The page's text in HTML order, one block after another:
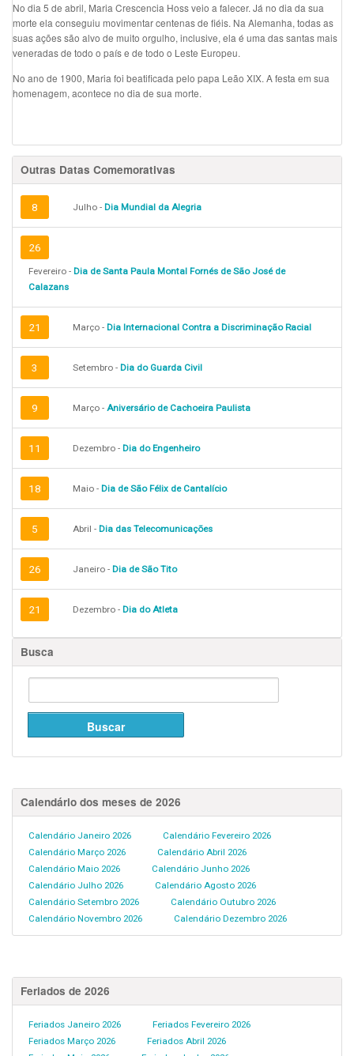
No dia 5 de abril, Maria Crescencia Hoss veio a falecer. Já no dia da sua
morte ela conseguiu movimentar centenas de fiéis. Na Alemanha, todas as
suas ações são alvo de muito orgulho, inclusive, ela é uma das santas mais
veneradas de todo o país e de todo o Leste Europeu.
No ano de 1900, Maria foi beatificada pelo papa Leão XIX. A festa em sua
homenagem, acontece no dia de sua morte.
Outras Datas Comemorativas
8 Julho - Dia Mundial da Alegria
26
Fevereiro - Dia de Santa Paula Montal Fornés de São José de
Calazans
21 Março - Dia Internacional Contra a Discriminação Racial
3 Setembro - Dia do Guarda Civil
9 Março - Aniversário de Cachoeira Paulista
11 Dezembro - Dia do Engenheiro
18 Maio - Dia de São Félix de Cantalício
5 Abril - Dia das Telecomunicações
26 Janeiro - Dia de São Tito
21 Dezembro - Dia do Atleta
Busca
Calendário dos meses de 2026
Calendário Janeiro 2026
Calendário Fevereiro 2026
Calendário Março 2026
Calendário Abril 2026
Calendário Maio 2026
Calendário Junho 2026
Calendário Julho 2026
Calendário Agosto 2026
Calendário Setembro 2026
Calendário Outubro 2026
Calendário Novembro 2026
Calendário Dezembro 2026
Feriados de 2026
Feriados Janeiro 2026
Feriados Fevereiro 2026
Feriados Março 2026
Feriados Abril 2026